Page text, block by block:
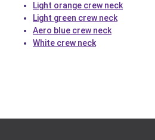
Light orange crew neck
Light green crew neck
Aero blue crew neck
White crew neck